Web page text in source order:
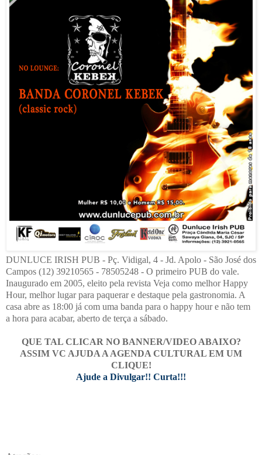
DUNLUCE IRISH PUB - Pç. Vidigal, 4 - Jd. Apolo - São José dos
Campos (12) 39210565 - 78505248 - O primeiro PUB do vale.
Inaugurado em 2005, eleito pela revista Veja como melhor Happy
Hour, melhor lugar para paquerar e destaque pela gastronomia. A
casa abre as 18:00 já com uma banda para o happy hour e não tem
a hora para acabar, aberto de terça a sábado.
QUE TAL CLICAR NO BANNER/VIDEO ABAIXO?
ASSIM VC AJUDA A AGENDA CULTURAL EM UM
CLIQUE!
Ajude a Divulgar!! Curta!!!